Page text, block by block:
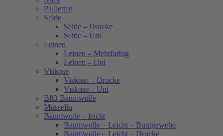
Pailletten
Seide
Seide – Drucke
Seide – Uni
Leinen
Leinen – Mehrfarbig
Leinen – Uni
Viskose
Viskose – Drucke
Viskose – Uni
BIO Baumwolle
Musselin
Baumwolle – leicht
Baumwolle – Leicht – Buntgewebe
Baumwolle – Leicht – Drucke